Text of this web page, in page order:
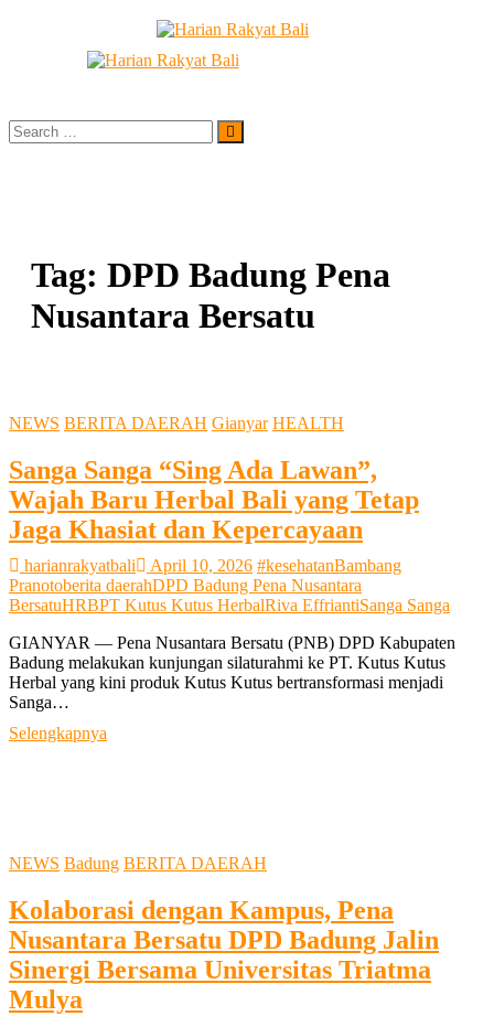
Membangun Semangat Kehidupan dan Berbangsa
Search
…
Tag: DPD Badung Pena
Nusantara Bersatu
NEWS BERITA DAERAH Gianyar HEALTH
Sanga Sanga “Sing Ada Lawan”,
Wajah Baru Herbal Bali yang Tetap
Jaga Khasiat dan Kepercayaan
harianrakyatbali April 10, 2026 #kesehatanBambang
Pranotoberita daerahDPD Badung Pena Nusantara
BersatuHRBPT Kutus Kutus HerbalRiva EffriantiSanga Sanga
GIANYAR — Pena Nusantara Bersatu (PNB) DPD Kabupaten
Badung melakukan kunjungan silaturahmi ke PT. Kutus Kutus
Herbal yang kini produk Kutus Kutus bertransformasi menjadi
Sanga…
Selengkapnya
Herbal
yang
Tetap
Jaga
Khasiat
NEWS Badung BERITA DAERAH
Kolaborasi dengan Kampus, Pena
Nusantara Bersatu DPD Badung Jalin
Sinergi Bersama Universitas Triatma
Mulya